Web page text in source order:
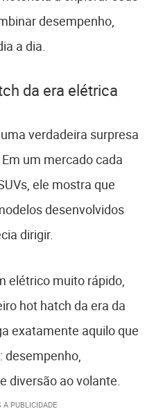
desempenho,
a dia.
da era elétrica
verdadeira surpresa
um mercado cada
ele mostra que
desenvolvidos
dirigir.
elétrico muito rápido,
hot hatch da era da
exatamente aquilo que
desempenho,
diversão ao volante.